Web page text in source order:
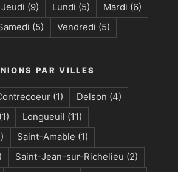
Jeudi (9) Lundi (5) Mardi (6)
(5) Vendredi (5)
PAR VILLES
(1) Delson (4)
(1) Longueuil (11)
Saint-Amable (1)
Saint-Jean-sur-Richelieu (2)